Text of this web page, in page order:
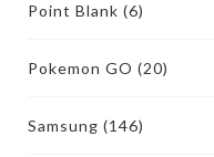
Point Blank (6)
Pokemon GO (20)
Samsung (146)